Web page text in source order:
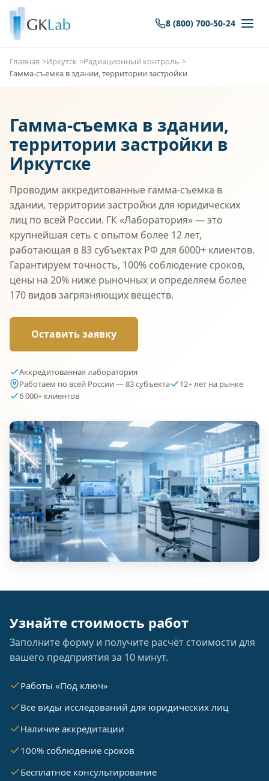
8 (800) 700-50-24
Главная Иркутск
Радиационный контроль
Гамма-съемка в здании, территории застройки
Гамма-съемка в здании,
территории застройки в
Иркутске
Проводим аккредитованные гамма-съемка в
здании, территории застройки для юридических
лиц по всей России. ГК «Лаборатория» — это
крупнейшая сеть с опытом более 12 лет,
работающая в 83 субъектах РФ для 6000+ клиентов.
Гарантируем точность, 100% соблюдение сроков,
цены на 20% ниже рыночных и определяем более
170 видов загрязняющих веществ.
Оставить заявку
Аккредитованная лаборатория
Работаем по всей России — 83 субъекта
12+ лет на рынке
6 000+ клиентов
Узнайте стоимость работ
Заполните форму и получите расчёт стоимости для
вашего предприятия за 10 минут.
Работы «Под ключ»
Все виды исследований для юридических лиц
Наличие аккредитации
100% соблюдение сроков
Бесплатное консультирование